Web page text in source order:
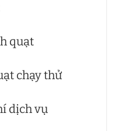
quạt
chạy thử
dịch vụ